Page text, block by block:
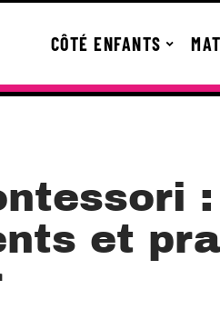
CÔTÉ ENFANTS
:
et